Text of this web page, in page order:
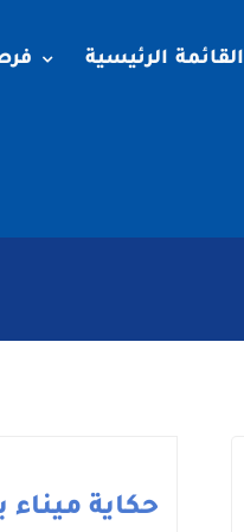
القائمة الرئيسية
حكاية ميناء